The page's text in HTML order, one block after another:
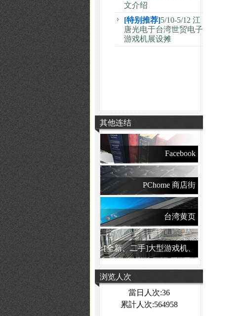
文介绍
[特别推荐]5/10-5/12 江
唐光电于台湾世贸电子
游戏机展设摊
其他连结
Facebook
PChome 商店街
台湾黄页
[全新、二手]大型游戏机、
浏览人次
當日人次:36
累計人次:564958